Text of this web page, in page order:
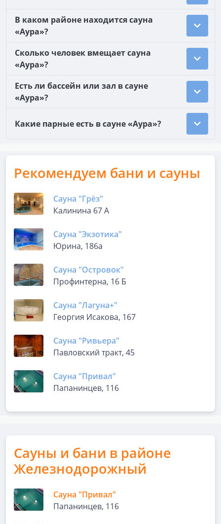
В каком районе находится сауна
«Аура»?
Сколько человек вмещает сауна
«Аура»?
Есть ли бассейн или зал в сауне
«Аура»?
Какие парные есть в сауне «Аура»?
Рекомендуем бани и сауны
Сауна "Грёз"
Калинина 67 А
Сауна "Экзотика"
Юрина, 186а
Сауна "Островок"
Профинтерна, 16 Б
Сауна "Лагуна+"
Георгия Исакова, 167
Сауна "Ривьера"
Павловский тракт, 45
Сауна "Привал"
Папанинцев, 116
Сауны и бани в районе
Железнодорожный
Сауна "Привал"
Папанинцев, 116